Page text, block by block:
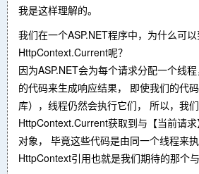
我是这样理解的。
我们在一个ASP.NET程序中，为什么可
HttpContext.Current呢？
因为ASP.NET会为每个请求分配一个线
的代码来生成响应结果， 即使我们的代
库），线程仍然会执行它们， 所以，我
HttpContext.Current获取到与【当前请
对象， 毕竟这些代码是由同一个线程来
HttpContext引用也就是我们期待的那个